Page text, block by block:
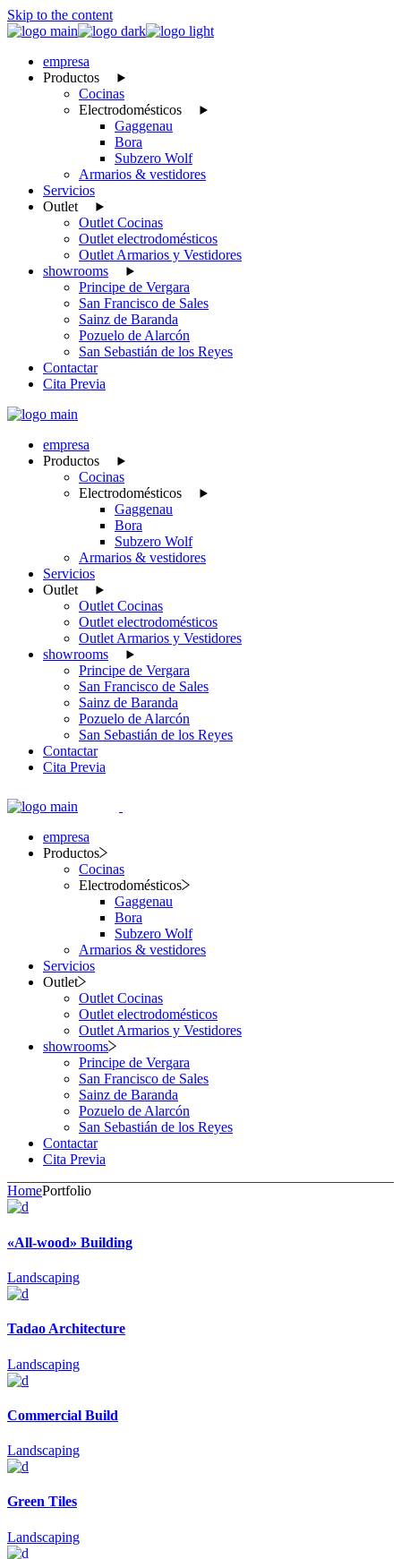
Skip to the content
empresa
Productos
Cocinas
Electrodomésticos
Gaggenau
Bora
Subzero Wolf
Armarios & vestidores
Servicios
Outlet
Outlet Cocinas
Outlet electrodomésticos
Outlet Armarios y Vestidores
showrooms
Principe de Vergara
San Francisco de Sales
Sainz de Baranda
Pozuelo de Alarcón
San Sebastián de los Reyes
Contactar
Cita Previa
empresa
Productos
Cocinas
Electrodomésticos
Gaggenau
Bora
Subzero Wolf
Armarios & vestidores
Servicios
Outlet
Outlet Cocinas
Outlet electrodomésticos
Outlet Armarios y Vestidores
showrooms
Principe de Vergara
San Francisco de Sales
Sainz de Baranda
Pozuelo de Alarcón
San Sebastián de los Reyes
Contactar
Cita Previa
empresa
Productos
Cocinas
Electrodomésticos
Gaggenau
Bora
Subzero Wolf
Armarios & vestidores
Servicios
Outlet
Outlet Cocinas
Outlet electrodomésticos
Outlet Armarios y Vestidores
showrooms
Principe de Vergara
San Francisco de Sales
Sainz de Baranda
Pozuelo de Alarcón
San Sebastián de los Reyes
Contactar
Cita Previa
HomePortfolio
«All-wood» Building
Landscaping
Tadao Architecture
Landscaping
Commercial Build
Landscaping
Green Tiles
Landscaping